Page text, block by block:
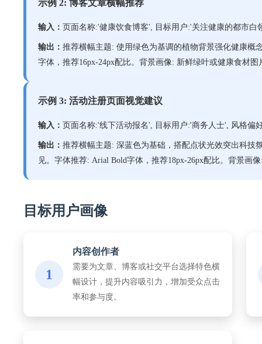
示例 2: 博客文章横幅推荐
输入： 页面名称:'健康饮食博客', 目标用户:'关注健康的都市
输出： 推荐横幅主题: 使用绿色为基调的植物背景强化健康概
字体，推荐16px-24px配比。背景画像: 新鲜绿叶或健康食材图
示例 3: 活动注册页面视觉建议
输入： 页面名称:'线下活动报名', 目标用户:'商务人士', 风格偏
输出： 推荐横幅主题: 深蓝色为基础，搭配点状光效突出科技
见。字体推荐: Arial Bold字体，推荐18px-26px配比。背景画
目标用户画像
1
内容创作者
需要为文章、博客或社交平台选择特色横
幅设计，提升内容吸引力，增加受众点击
率和参与度。